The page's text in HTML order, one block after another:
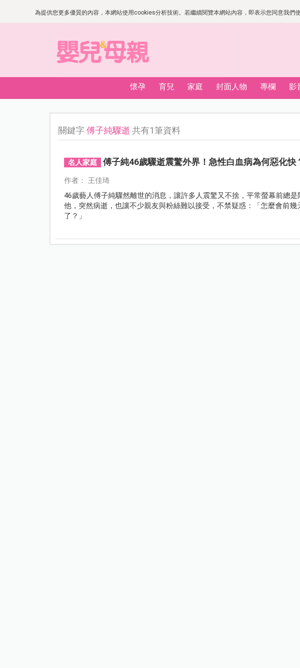
為提供您更多優質的內容，本網站使用cookies分析技術。若繼續閱覽本網站內容，即表示您同意我
懷孕 育兒 家庭 封面人物 專欄 影
關鍵字傅子純驟逝 共有1筆資料
名人家庭 傅子純46歲驟逝震驚外界！急性白血病為何惡化快
作者： 王佳琦
46歲藝人傅子純驟然離世的消息，讓許多人震驚又不捨，平常螢幕前總
他，突然病逝，也讓不少親友與粉絲難以接受，不禁疑惑：「怎麼會前
了？」